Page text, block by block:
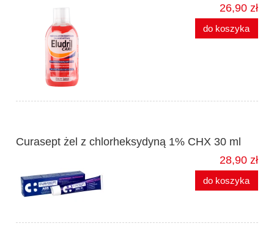
26,90 zł
do koszyka
Curasept żel z chlorheksydyną 1% CHX 30 ml
28,90 zł
do koszyka